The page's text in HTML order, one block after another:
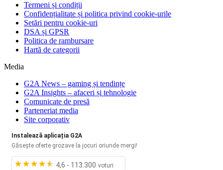
Termeni și condiții
Confidențialitate și politica privind cookie-urile
Setări pentru cookie-uri
DSA și GPSR
Politica de rambursare
Hartă de categorii
Media
G2A News – gaming și tendințe
G2A Insights – afaceri și tehnologie
Comunicate de presă
Parteneriat media
Site corporativ
Instalează aplicația G2A
Găsește oferte grozave la jocuri oriunde mergi!
4,6 - 113.300 voturi